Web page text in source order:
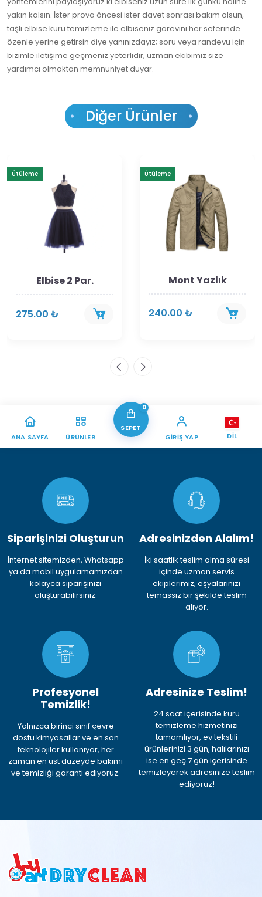
yakın kalsın. İster prova öncesi ister davet sonrası bakım olsun,
taşlı elbise kuru temizleme ile elbiseniz görevini her seferinde
özenle yerine getirsin diye yanınızdayız; soru veya randevu için
bizimle iletişime geçmeniz yeterlidir, uzman ekibimiz size
yardımcı olmaktan memnuniyet duyar.
Diğer Ürünler
Ütüleme
Elbise 2 Par.
275.00 ₺
Ütüleme
Mont Yazlık
240.00 ₺
ANA SAYFA ÜRÜNLER
0
SEPET
GIRIŞ YAP
DIL
Siparişinizi Oluşturun
İnternet sitemizden, Whatsapp
ya da mobil uygulamamızdan
kolayca siparişinizi
oluşturabilirsiniz.
Adresinizden Alalım!
İki saatlik teslim alma süresi
içinde uzman servis
ekiplerimiz, eşyalarınızı
temassız bir şekilde teslim
alıyor.
Profesyonel
Temizlik!
Yalnızca birinci sınıf çevre
dostu kimyasallar ve en son
teknolojiler kullanıyor, her
zaman en üst düzeyde bakımı
ve temizliği garanti ediyoruz.
Adresinize Teslim!
24 saat içerisinde kuru
temizleme hizmetinizi
tamamlıyor, ev tekstili
ürünlerinizi 3 gün, halılarınızı
ise en geç 7 gün içerisinde
temizleyerek adresinize teslim
ediyoruz!